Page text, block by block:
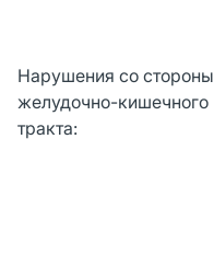
Нарушения со стороны
желудочно-кишечного
тракта: